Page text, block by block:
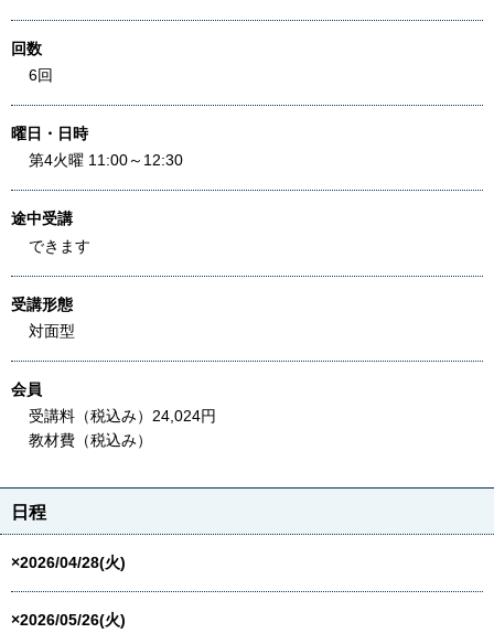
回数
6回
曜日・日時
第4火曜 11:00～12:30
途中受講
できます
受講形態
対面型
会員
受講料（税込み）24,024円
教材費（税込み）
日程
×2026/04/28(火)
×2026/05/26(火)